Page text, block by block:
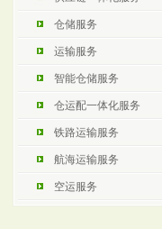
仓储服务
运输服务
智能仓储服务
仓运配一体化服务
铁路运输服务
航海运输服务
空运服务